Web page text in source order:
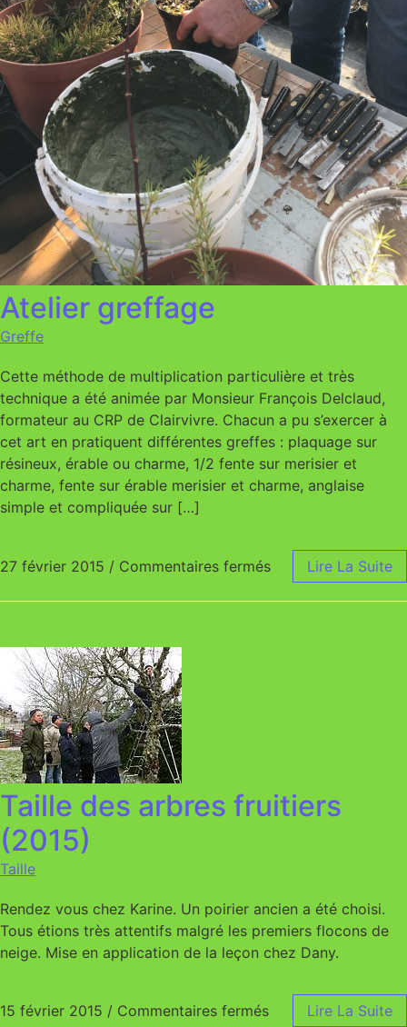
Atelier greffage
Greffe
Cette méthode de multiplication particulière et très
technique a été animée par Monsieur François Delclaud,
formateur au CRP de Clairvivre. Chacun a pu s’exercer à
cet art en pratiquent différentes greffes : plaquage sur
résineux, érable ou charme, 1/2 fente sur merisier et
charme, fente sur érable merisier et charme, anglaise
simple et compliquée sur […]
27 février 2015 / Commentaires fermés sur Atelier greffage
Lire La Suite
Taille des arbres fruitiers
(2015)
Taille
Rendez vous chez Karine. Un poirier ancien a été choisi.
Tous étions très attentifs malgré les premiers flocons de
neige. Mise en application de la leçon chez Dany.
15 février 2015 / Commentaires fermés sur Taille des
Lire La Suite